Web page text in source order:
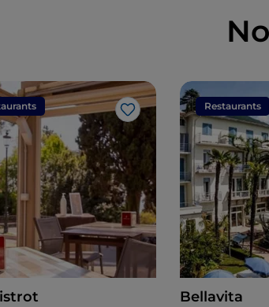
J’aime
Restaurants
Bellavita